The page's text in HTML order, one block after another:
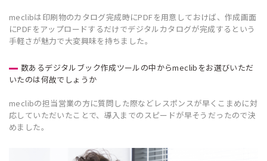
meclibは印刷物のカタログ完成時にPDFを用意しておけば、作成画面
にPDFをアップロードするだけでデジタルカタログが完成するという
手軽さが魅力で大変興味を持ちました。
数あるデジタルブック作成ツールの中からmeclibをお選びいただ
いたのは何故でしょうか
meclibの担当営業の方に質問した際などレスポンスが早くこまめに対
応していただいたことで、導入までのスピードが早そうだったので決
めました。